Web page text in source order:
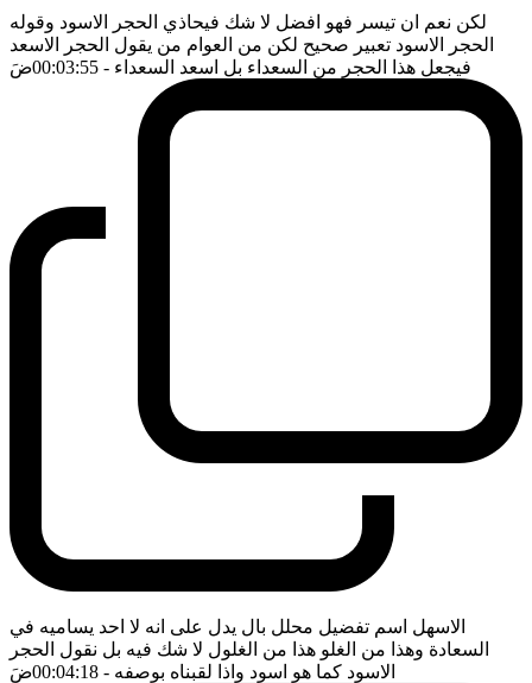
لكن نعم ان تيسر فهو افضل لا شك فيحاذي الحجر الاسود وقوله
الحجر الاسود تعبير صحيح لكن من العوام من يقول الحجر الاسعد
فيجعل هذا الحجر من السعداء بل اسعد السعداء - 00:03:55 ضَ
الاسهل اسم تفضيل محلل بال يدل على انه لا احد يساميه في
السعادة وهذا من الغلو هذا من الغلول لا شك فيه بل نقول الحجر
الاسود كما هو اسود واذا لقبناه بوصفه - 00:04:18 ضَ